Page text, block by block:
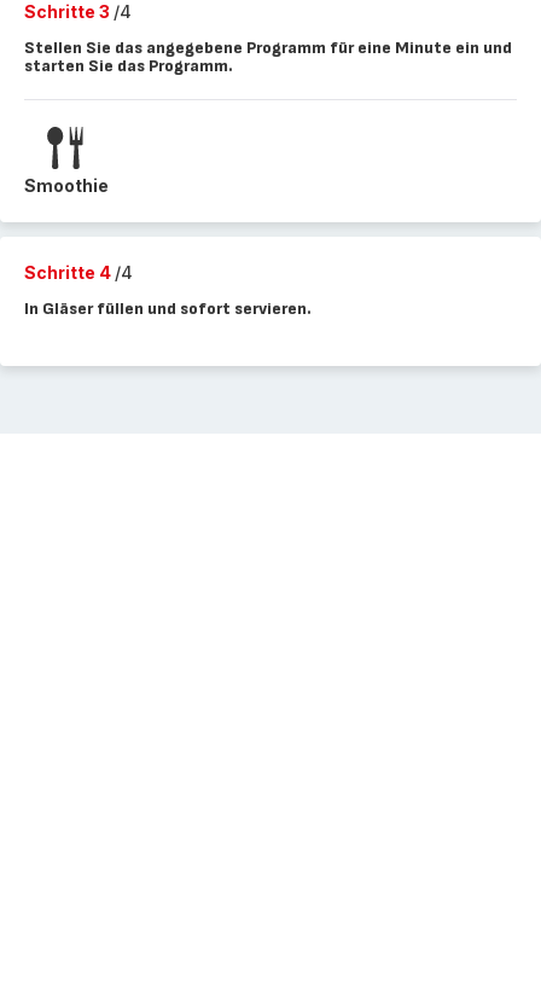
Schritte 3 /4
Stellen Sie das angegebene Programm für eine Minute ein und
starten Sie das Programm.
Smoothie
Schritte 4 /4
In Gläser füllen und sofort servieren.